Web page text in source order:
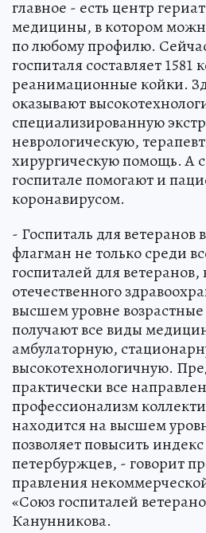
главное - есть центр
медицины, в котором
по любому профилю.
госпиталя составляет 1581
реанимационные койки.
оказывают
специализированную
неврологическую,
хирургическую помощь. А с
госпитале помогают и
коронавирусом.
- Госпиталь для ветеранов
флагман не только среди
госпиталей для
отечественного
высшем уровне
получают все виды
амбулаторную,
высокотехнологичную.
практически все
профессионализм
находится на высшем
позволяет повысить
петербуржцев, - говорит
правления
«Союз госпиталей
Канунникова.